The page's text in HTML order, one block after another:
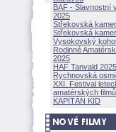
BAF - Slavnostní
2025
Střekovská
Střekovská
Vysokovský
Rodinné
2025
HAF Tanvald 2025
Rychnovská
XXI. Festival
amatérských filmů
KAPITÁN KID